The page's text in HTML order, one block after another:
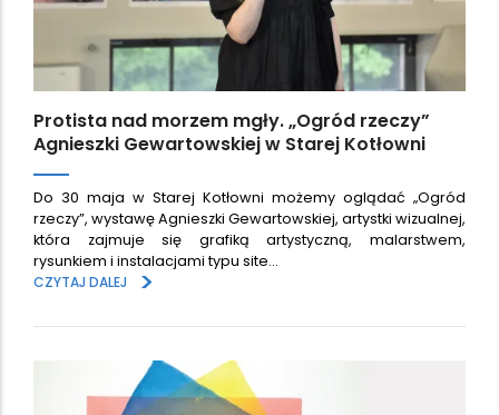
Protista nad morzem mgły. „Ogród rzeczy”
Agnieszki Gewartowskiej w Starej Kotłowni
Do 30 maja w Starej Kotłowni możemy oglądać „Ogród
rzeczy”, wystawę Agnieszki Gewartowskiej, artystki wizualnej,
która zajmuje się grafiką artystyczną, malarstwem,
rysunkiem i instalacjami typu site…
CZYTAJ DALEJ
>